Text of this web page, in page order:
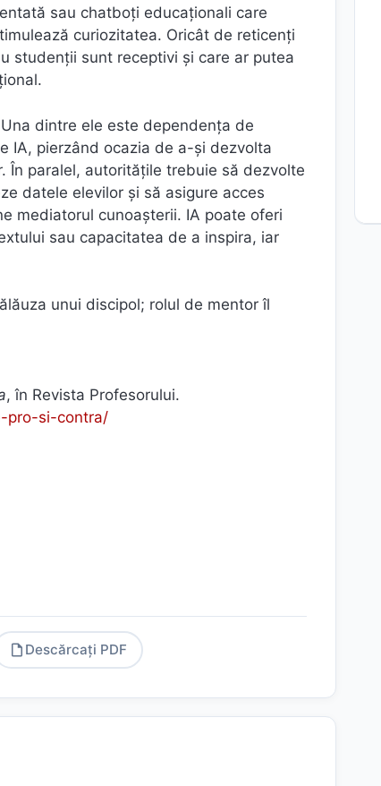
sau chatboți educaționali care
curiozitatea. Oricât de reticenți
studenții sunt receptivi și care ar putea
dintre ele este dependența de
IA, pierzând ocazia de a-și dezvolta
În paralel, autoritățile trebuie să dezvolte
datele elevilor și să asigure acces
mediatorul cunoașterii. IA poate oferi
sau capacitatea de a inspira, iar
unui discipol; rolul de mentor îl
, în Revista Profesorului.
pro-si-contra/
Descărcați PDF